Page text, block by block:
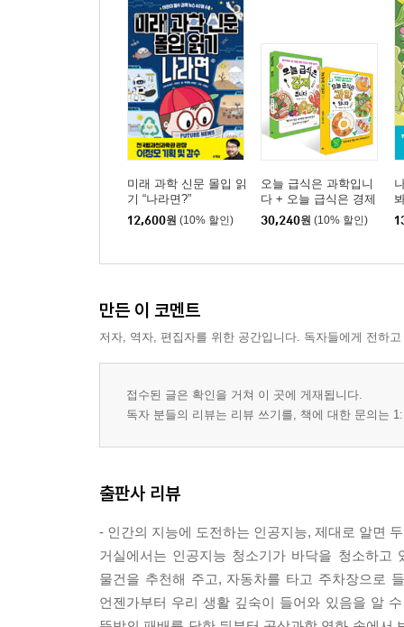
미래 과학 신문 몰입 읽
기 “나라면?”
12,600원 (10% 할인)
오늘 급식은 과학입니
다 + 오늘 급식은 경제
입니다 세트
30,240원 (10% 할인)
만든 이 코멘트
저자, 역자, 편집자를 위한 공간입니다. 독자들에게 전하
접수된 글은 확인을 거쳐 이 곳에 게재됩니다.
독자 분들의 리뷰는 리뷰 쓰기를, 책에 대한 문의는
출판사 리뷰
- 인간의 지능에 도전하는 인공지능, 제대로 알면
거실에서는 인공지능 청소기가 바닥을 청소하
물건을 추천해 주고, 자동차를 타고 주차장으로
언젠가부터 우리 생활 깊숙이 들어와 있음을 알